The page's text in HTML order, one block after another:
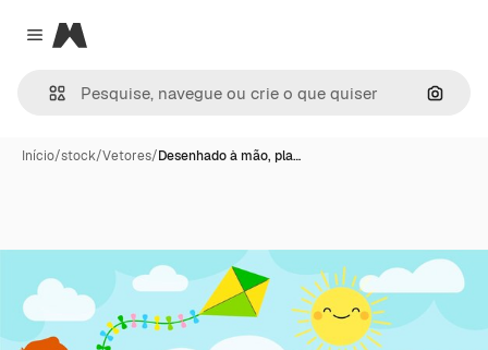
Close menu
Magnific
Início/stock/Vetores/Desenhado à mão, pla…